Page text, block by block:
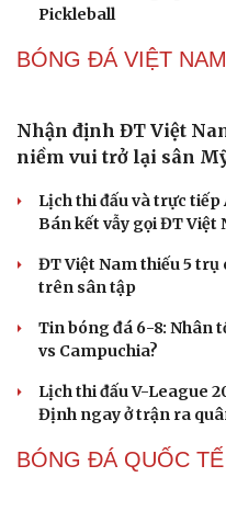
Cách bắt đường
trong Pickleball
Hôm nay, khởi tranh
Nhập môn Pickleball:
FPT Play độc quyền
Cách bắt đường Speed